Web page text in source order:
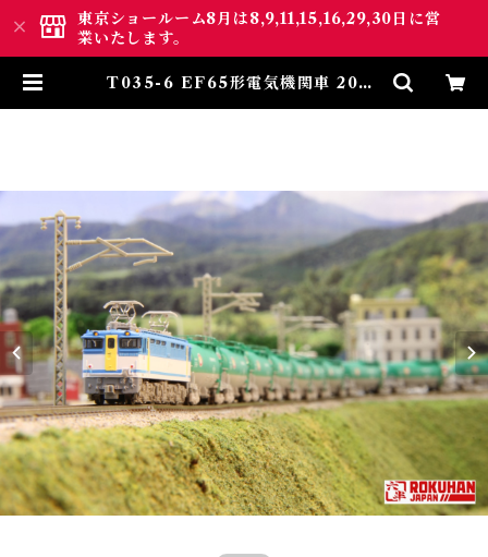
東京ショールーム8月は8,9,11,15,16,29,30日に営
業いたします。
T035-6 EF65形電気機関車 2000